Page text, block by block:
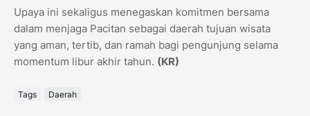
Upaya ini sekaligus menegaskan komitmen bersama
dalam menjaga Pacitan sebagai daerah tujuan wisata
yang aman, tertib, dan ramah bagi pengunjung selama
momentum libur akhir tahun. (KR)
Tags Daerah